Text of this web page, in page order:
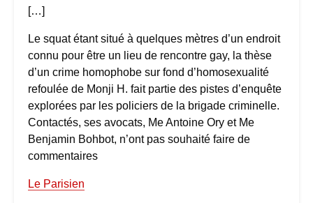
[…]
Le squat étant situé à quelques mètres d’un endroit
connu pour être un lieu de rencontre gay, la thèse
d’un crime homophobe sur fond d’homosexualité
refoulée de Monji H. fait partie des pistes d’enquête
explorées par les policiers de la brigade criminelle.
Contactés, ses avocats, Me Antoine Ory et Me
Benjamin Bohbot, n’ont pas souhaité faire de
commentaires
Le Parisien